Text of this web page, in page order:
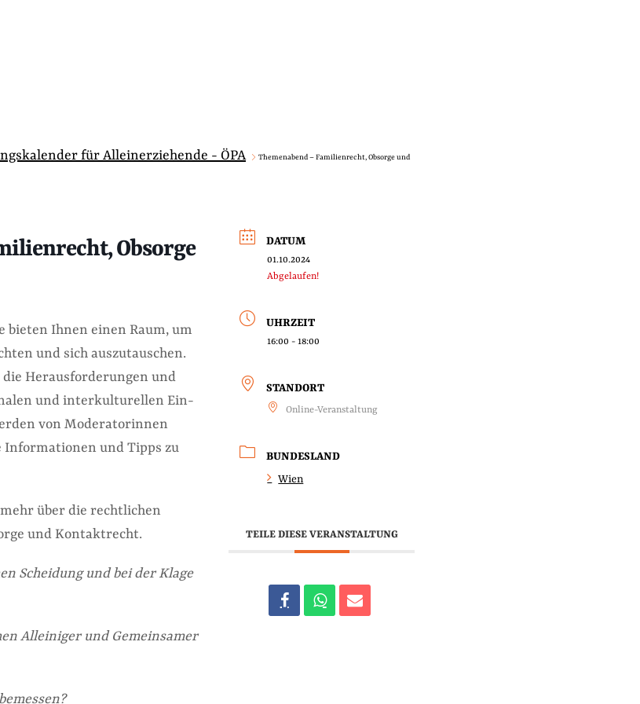
für Alleinerziehende - ÖPA
Themenabend – Familienrecht, Obsorge und
Obsorge
bieten Ihnen einen Raum, um
und sich auszutauschen.
Herausforderungen und
und interkulturellen Ein-
von Moderatorinnen
Informationen und Tipps zu
über die rechtlichen
und Kontaktrecht.
Scheidung und bei der Klage
Alleiniger und Gemeinsamer
DATUM
01.10.2024
Abgelaufen!
UHRZEIT
16:00 - 18:00
STANDORT
Online-Veranstaltung
BUNDESLAND
Wien
TEILE DIESE VERANSTALTUNG